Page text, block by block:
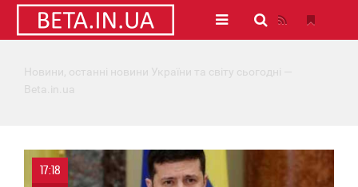
Новини, останні новини України та світу сьогодні —
Beta.in.ua
17:18